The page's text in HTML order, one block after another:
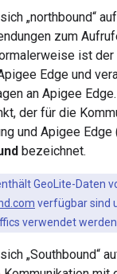
„northbound“
zum
ist der
Edge und
an Apigee
der für die
und Apigee
bezeichnet.
GeoLite-Daten
verfügbar sind
verwendet werden.
„Southbound“